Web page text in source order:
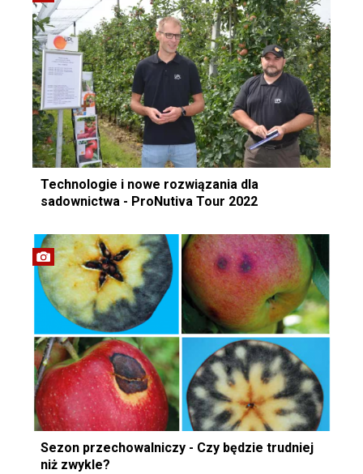
Technologie i nowe rozwiązania dla
sadownictwa - ProNutiva Tour 2022
Sezon przechowalniczy - Czy będzie trudniej
niż zwykle?